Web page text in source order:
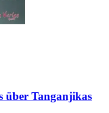
über Tanganjikas